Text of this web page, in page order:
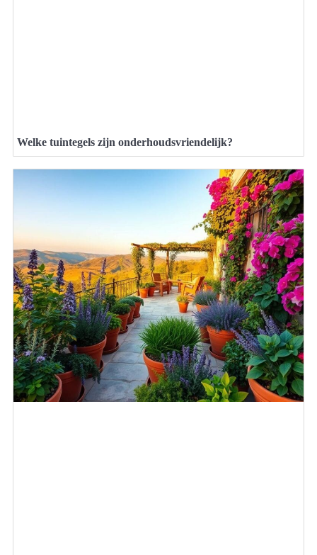
Welke tuintegels zijn onderhoudsvriendelijk?